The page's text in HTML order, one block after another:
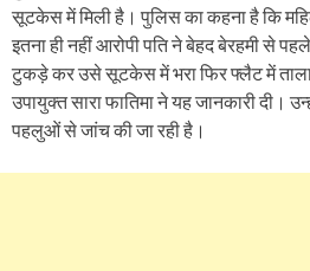
सूटकेस में मिली है। पुलिस का कहना है कि
इतना ही नहीं आरोपी पति ने बेहद बेरहमी से
टुकड़े कर उसे सूटकेस में भरा फिर फ्लैट में
उपायुक्त सारा फातिमा ने यह जानकारी दी।
पहलुओं से जांच की जा रही है।